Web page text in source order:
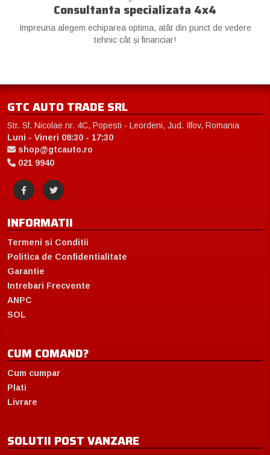
Consultanta specializata 4x4
Impreuna alegem echiparea optima, atât din punct de vedere
tehnic cât și financiar!
GTC AUTO TRADE SRL
Str. Sf. Nicolae nr. 4C, Popesti - Leordeni, Jud. Ilfov, Romania
Luni - Vineri 08:30 - 17:30
shop@gtcauto.ro
021 9940
INFORMATII
Termeni si Conditii
Politica de Confidentialitate
Garantie
Intrebari Frecvente
ANPC
SOL
CUM COMAND?
Cum cumpar
Plati
Livrare
SOLUTII POST VANZARE